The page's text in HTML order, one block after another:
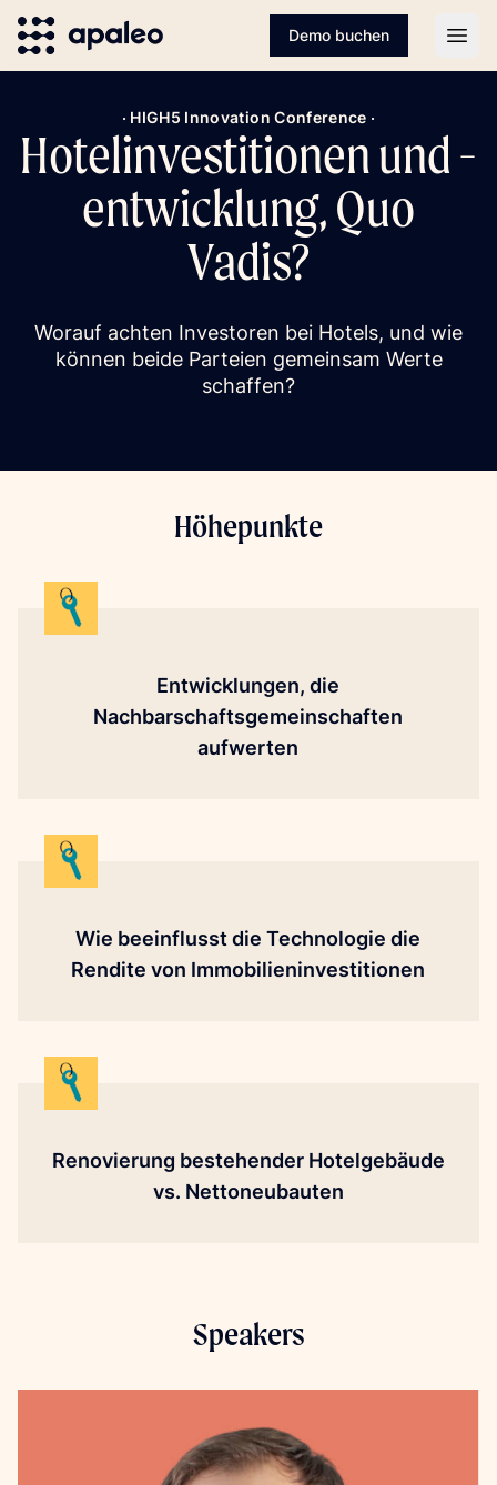
Demo buchen
· HIGH5 Innovation Conference ·
Hotelinvestitionen und -
entwicklung, Quo
Vadis?
Worauf achten Investoren bei Hotels, und wie
können beide Parteien gemeinsam Werte
schaffen?
Höhepunkte
Entwicklungen, die
Nachbarschaftsgemeinschaften
aufwerten
Wie beeinflusst die Technologie die
Rendite von Immobilieninvestitionen
Renovierung bestehender Hotelgebäude
vs. Nettoneubauten
Speakers